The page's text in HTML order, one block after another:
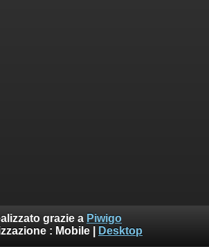
grazie a Piwigo
: Mobile Desktop